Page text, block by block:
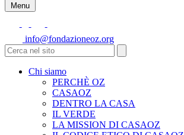
Menu
info@fondazioneoz.org
Chi siamo
PERCHÈ OZ
CASAOZ
DENTRO LA CASA
IL VERDE
LA MISSION DI CASAOZ